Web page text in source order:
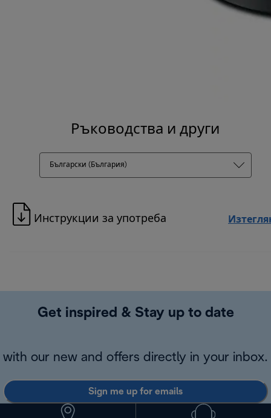
Ръководства и други
Български (България)
Инструкции за употреба
Get inspired & Stay up to date
with our new and offers directly in your inbox.
Sign me up for emails